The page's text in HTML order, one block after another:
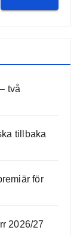
två
tillbaka
för
2026/27